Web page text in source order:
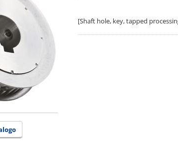
[Shaft hole, key, tapped